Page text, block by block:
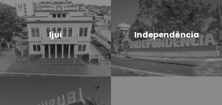
Ijui Independência